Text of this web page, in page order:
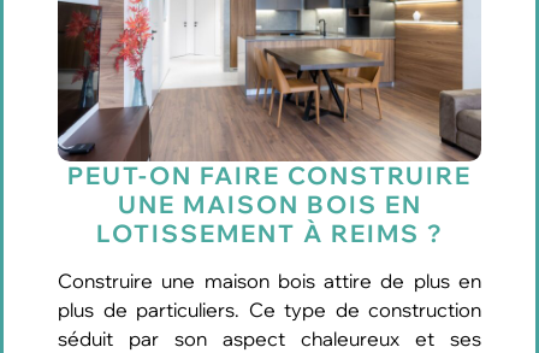
PEUT-ON FAIRE CONSTRUIRE
UNE MAISON BOIS EN
LOTISSEMENT À REIMS ?
Construire une maison bois attire de plus en
plus de particuliers. Ce type de construction
séduit par son aspect chaleureux et ses